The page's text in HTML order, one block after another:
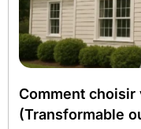
Comment choisir
(Transformable